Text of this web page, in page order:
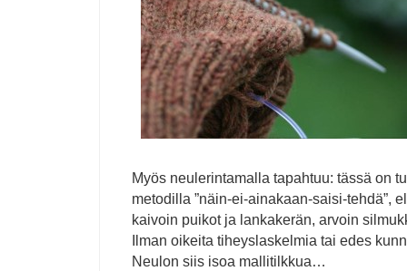
Myös neulerintamalla tapahtuu: tässä on
metodilla ”näin-ei-ainakaan-saisi-tehdä”,
kaivoin puikot ja lankakerän, arvoin
Ilman oikeita tiheyslaskelmia tai edes
Neulon siis isoa mallitilkkua…